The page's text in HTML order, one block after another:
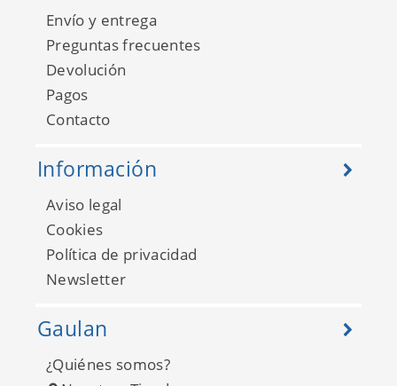
Envío y entrega
Preguntas frecuentes
Devolución
Pagos
Contacto
Información
Aviso legal
Cookies
Política de privacidad
Newsletter
Gaulan
¿Quiénes somos?